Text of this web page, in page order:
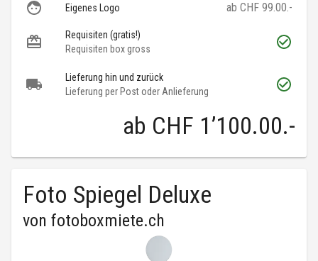
Eigenes Logo ab CHF 99.00.-
Requisiten (gratis!)
Requisiten box gross
Lieferung hin und zurück
Lieferung per Post oder Anlieferung
ab CHF 1’100.00.-
Foto Spiegel Deluxe
von fotoboxmiete.ch